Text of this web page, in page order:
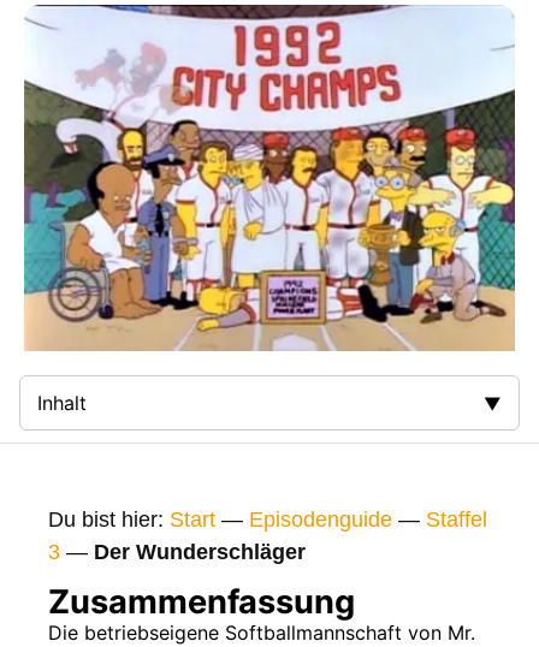
Inhalt
Gags
Gaststars
Fakten
Du bist hier: Start — Episodenguide — Staffel
3 — Der Wunderschläger
Zusammenfassung
Die betriebseigene Softballmannschaft von Mr.